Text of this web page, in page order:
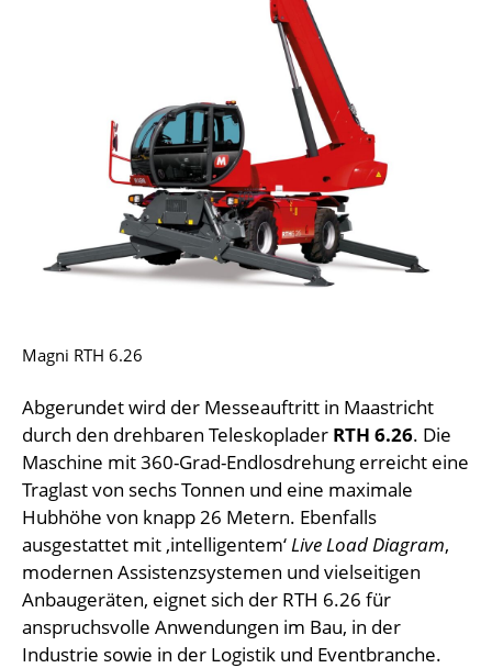
Magni RTH 6.26
Abgerundet wird der Messeauftritt in Maastricht
durch den drehbaren Teleskoplader RTH 6.26. Die
Maschine mit 360-Grad-Endlosdrehung erreicht eine
Traglast von sechs Tonnen und eine maximale
Hubhöhe von knapp 26 Metern. Ebenfalls
ausgestattet mit ‚intelligentem‘Live Load Diagram,
modernen Assistenzsystemen und vielseitigen
Anbaugeräten, eignet sich der RTH 6.26 für
anspruchsvolle Anwendungen im Bau, in der
Industrie sowie in der Logistik und Eventbranche.